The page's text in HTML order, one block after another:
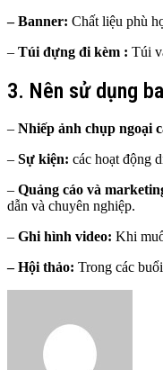
– Banner: Chất liệu phù
– Túi đựng đi kèm : Túi
3. Nên sử dụng
– Nhiếp ảnh chụp ngoại
– Sự kiện: các hoạt động
– Quảng cáo và
dẫn và chuyên nghiệp.
– Ghi hình video: Khi
– Hội thảo: Trong các